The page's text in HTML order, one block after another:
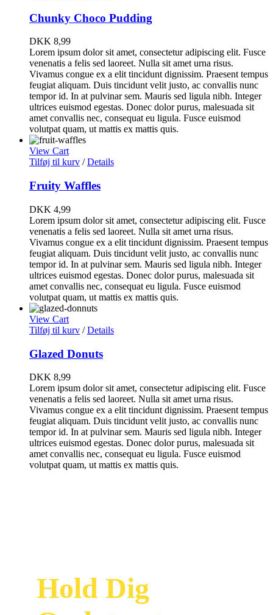
Chunky Choco Pudding
DKK 8,99
Lorem ipsum dolor sit amet, consectetur adipiscing elit. Fusce
venenatis a felis sed laoreet. Nulla sit amet urna risus.
Vivamus congue ex a elit tincidunt dignissim. Praesent tempus
feugiat aliquam. Duis tincidunt velit justo, ac convallis nunc
tempor id. In at pulvinar sem. Mauris sed ligula nibh. Integer
ultrices euismod egestas. Donec dolor purus, malesuada sit
amet convallis nec, consequat eu ligula. Fusce euismod
volutpat quam, ut mattis ex mattis quis.
View Cart
Tilføj til kurv / Details
Fruity Waffles
DKK 4,99
Lorem ipsum dolor sit amet, consectetur adipiscing elit. Fusce
venenatis a felis sed laoreet. Nulla sit amet urna risus.
Vivamus congue ex a elit tincidunt dignissim. Praesent tempus
feugiat aliquam. Duis tincidunt velit justo, ac convallis nunc
tempor id. In at pulvinar sem. Mauris sed ligula nibh. Integer
ultrices euismod egestas. Donec dolor purus, malesuada sit
amet convallis nec, consequat eu ligula. Fusce euismod
volutpat quam, ut mattis ex mattis quis.
View Cart
Tilføj til kurv / Details
Glazed Donuts
DKK 8,99
Lorem ipsum dolor sit amet, consectetur adipiscing elit. Fusce
venenatis a felis sed laoreet. Nulla sit amet urna risus.
Vivamus congue ex a elit tincidunt dignissim. Praesent tempus
feugiat aliquam. Duis tincidunt velit justo, ac convallis nunc
tempor id. In at pulvinar sem. Mauris sed ligula nibh. Integer
ultrices euismod egestas. Donec dolor purus, malesuada sit
amet convallis nec, consequat eu ligula. Fusce euismod
volutpat quam, ut mattis ex mattis quis.
Hold Dig